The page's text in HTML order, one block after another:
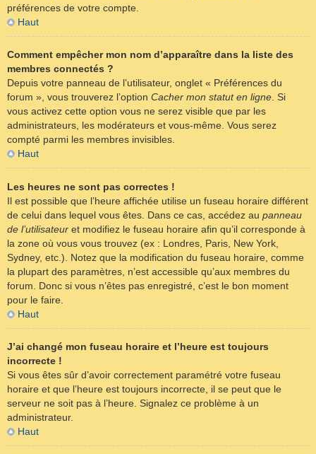
préférences de votre compte.
Haut
Comment empêcher mon nom d’apparaître dans la liste des
membres connectés ?
Depuis votre panneau de l’utilisateur, onglet « Préférences du
forum », vous trouverez l’option Cacher mon statut en ligne. Si
vous activez cette option vous ne serez visible que par les
administrateurs, les modérateurs et vous-même. Vous serez
compté parmi les membres invisibles.
Haut
Les heures ne sont pas correctes !
Il est possible que l’heure affichée utilise un fuseau horaire différent
de celui dans lequel vous êtes. Dans ce cas, accédez au panneau
de l’utilisateur et modifiez le fuseau horaire afin qu’il corresponde à
la zone où vous vous trouvez (ex : Londres, Paris, New York,
Sydney, etc.). Notez que la modification du fuseau horaire, comme
la plupart des paramètres, n’est accessible qu’aux membres du
forum. Donc si vous n’êtes pas enregistré, c’est le bon moment
pour le faire.
Haut
J’ai changé mon fuseau horaire et l’heure est toujours
incorrecte !
Si vous êtes sûr d’avoir correctement paramétré votre fuseau
horaire et que l’heure est toujours incorrecte, il se peut que le
serveur ne soit pas à l’heure. Signalez ce problème à un
administrateur.
Haut